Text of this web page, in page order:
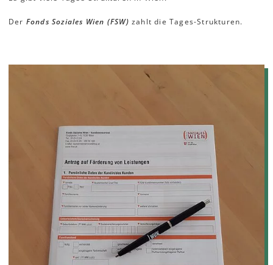
Der Fonds Soziales Wien (FSW) zahlt die Tages-Strukturen.